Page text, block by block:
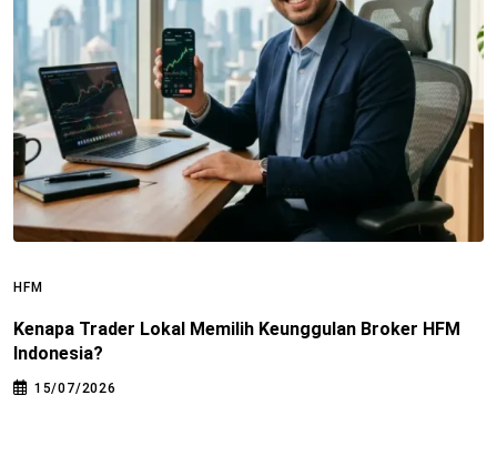
HFM
Kenapa Trader Lokal Memilih Keunggulan Broker HFM
Indonesia?
15/07/2026